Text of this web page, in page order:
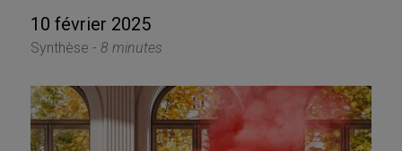
10 février 2025
Synthèse - 8 minutes